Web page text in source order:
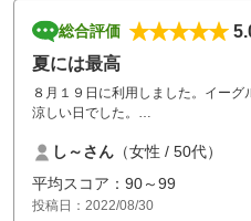
総合評価
夏には最高
８月１９日に利用しました。イー
涼しい日でした。
では緊張したが、うまく２オンでき
口コミにあった鹿の糞もほどんと
ドを楽しめました。
また、訪れたいコースです。
し～さん （女性 / 50代）
平均スコア：90～99
投稿日：2022/08/30